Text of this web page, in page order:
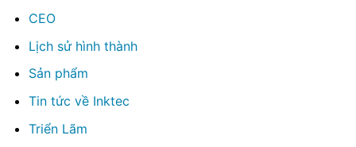
CEO
Lịch sử hình thành
Sản phẩm
Tin tức về Inktec
Triển Lãm